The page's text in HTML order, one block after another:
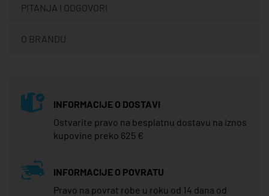
PITANJA I ODGOVORI
O BRANDU
INFORMACIJE O DOSTAVI
Ostvarite pravo na besplatnu dostavu na iznos
kupovine preko 625 €
INFORMACIJE O POVRATU
Pravo na povrat robe u roku od 14 dana od